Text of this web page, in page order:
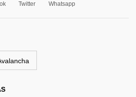
Twitter Whatsapp